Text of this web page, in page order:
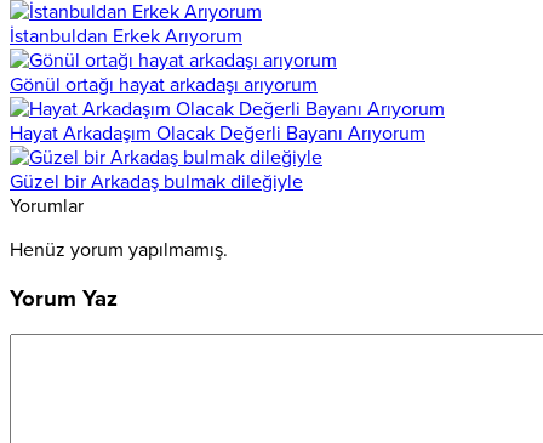
İstanbuldan Erkek Arıyorum
Gönül ortağı hayat arkadaşı arıyorum
Hayat Arkadaşım Olacak Değerli Bayanı Arıyorum
Güzel bir Arkadaş bulmak dileğiyle
Yorumlar
Henüz yorum yapılmamış.
Yorum Yaz